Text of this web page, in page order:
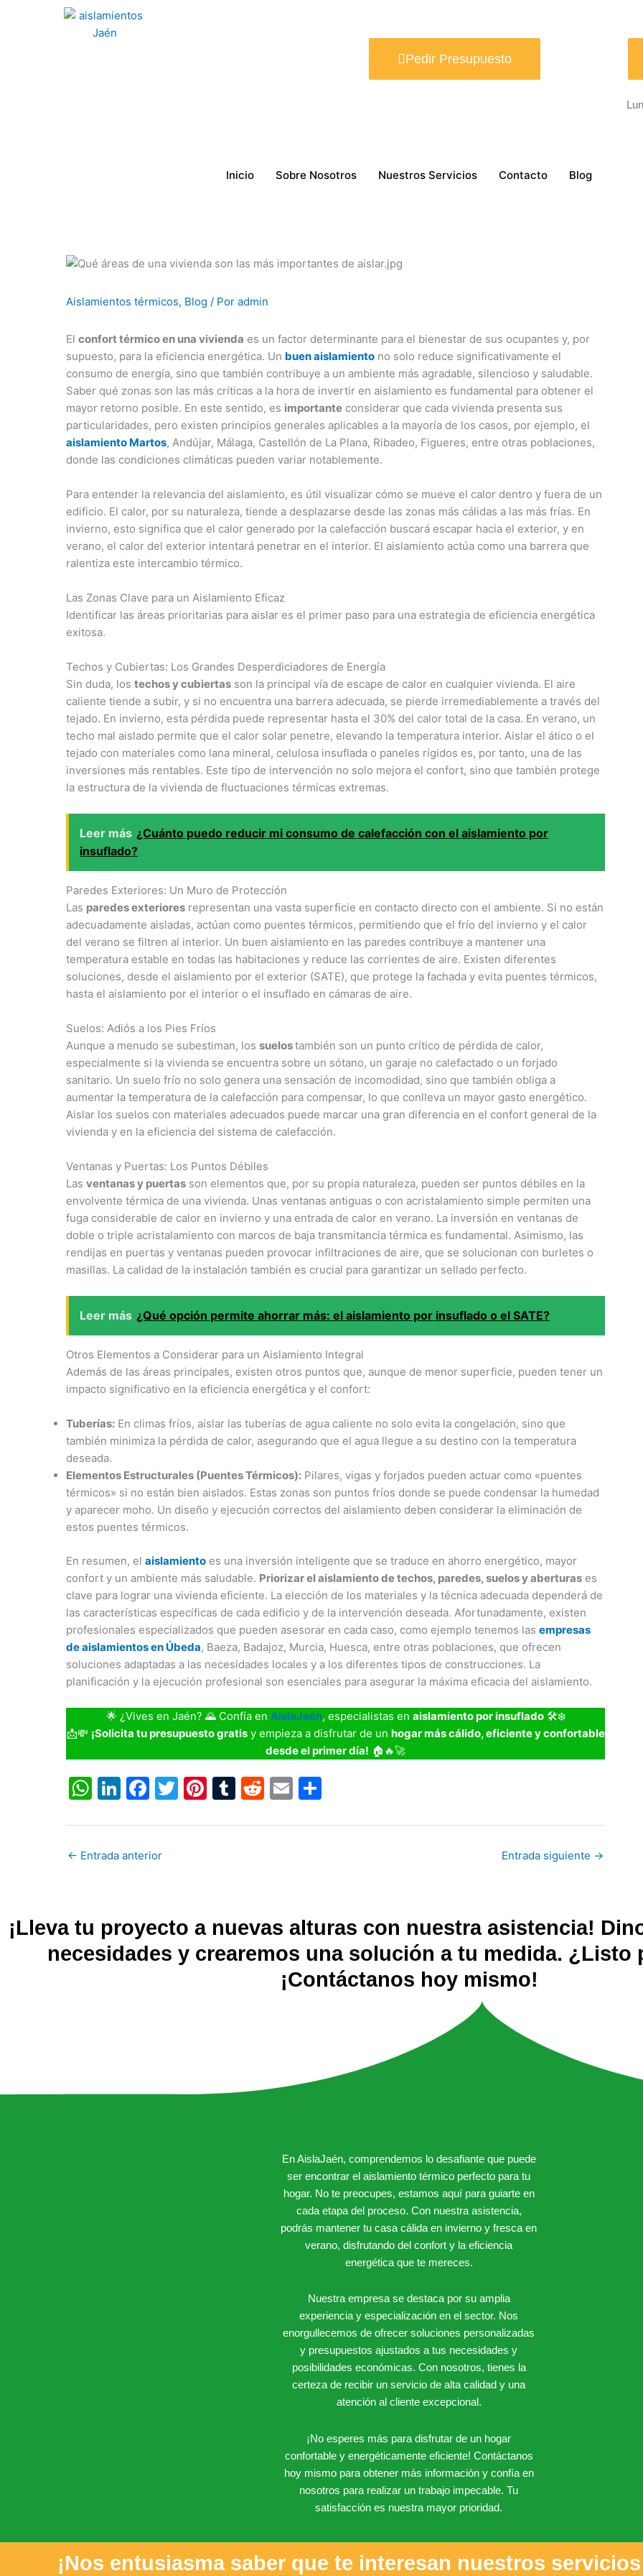
Pedir Presupuesto
Inicio Sobre Nosotros Nuestros Servicios Contacto Blog
Aislamientos térmicos, Blog / Por admin
El confort térmico en una vivienda es un factor determinante para el bienestar de sus ocupantes y, por
supuesto, para la eficiencia energética. Un buen aislamiento no solo reduce significativamente el
consumo de energía, sino que también contribuye a un ambiente más agradable, silencioso y saludable.
Saber qué zonas son las más críticas a la hora de invertir en aislamiento es fundamental para obtener el
mayor retorno posible. En este sentido, es importante considerar que cada vivienda presenta sus
particularidades, pero existen principios generales aplicables a la mayoría de los casos, por ejemplo, el
aislamiento Martos, Andújar, Málaga, Castellón de La Plana, Ribadeo, Figueres, entre otras poblaciones,
donde las condiciones climáticas pueden variar notablemente.
Para entender la relevancia del aislamiento, es útil visualizar cómo se mueve el calor dentro y fuera de un
edificio. El calor, por su naturaleza, tiende a desplazarse desde las zonas más cálidas a las más frías. En
invierno, esto significa que el calor generado por la calefacción buscará escapar hacia el exterior, y en
verano, el calor del exterior intentará penetrar en el interior. El aislamiento actúa como una barrera que
ralentiza este intercambio térmico.
Las Zonas Clave para un Aislamiento Eficaz
Identificar las áreas prioritarias para aislar es el primer paso para una estrategia de eficiencia energética
exitosa.
Techos y Cubiertas: Los Grandes Desperdiciadores de Energía
Sin duda, los techos y cubiertas son la principal vía de escape de calor en cualquier vivienda. El aire
caliente tiende a subir, y si no encuentra una barrera adecuada, se pierde irremediablemente a través del
tejado. En invierno, esta pérdida puede representar hasta el 30% del calor total de la casa. En verano, un
techo mal aislado permite que el calor solar penetre, elevando la temperatura interior. Aislar el ático o el
tejado con materiales como lana mineral, celulosa insuflada o paneles rígidos es, por tanto, una de las
inversiones más rentables. Este tipo de intervención no solo mejora el confort, sino que también protege
la estructura de la vivienda de fluctuaciones térmicas extremas.
Leer más ¿Cuánto puedo reducir mi consumo de calefacción con el aislamiento por
insuflado?
Paredes Exteriores: Un Muro de Protección
Las paredes exteriores representan una vasta superficie en contacto directo con el ambiente. Si no están
adecuadamente aisladas, actúan como puentes térmicos, permitiendo que el frío del invierno y el calor
del verano se filtren al interior. Un buen aislamiento en las paredes contribuye a mantener una
temperatura estable en todas las habitaciones y reduce las corrientes de aire. Existen diferentes
soluciones, desde el aislamiento por el exterior (SATE), que protege la fachada y evita puentes térmicos,
hasta el aislamiento por el interior o el insuflado en cámaras de aire.
Suelos: Adiós a los Pies Fríos
Aunque a menudo se subestiman, los suelostambién son un punto crítico de pérdida de calor,
especialmente si la vivienda se encuentra sobre un sótano, un garaje no calefactado o un forjado
sanitario. Un suelo frío no solo genera una sensación de incomodidad, sino que también obliga a
aumentar la temperatura de la calefacción para compensar, lo que conlleva un mayor gasto energético.
Aislar los suelos con materiales adecuados puede marcar una gran diferencia en el confort general de la
vivienda y en la eficiencia del sistema de calefacción.
Ventanas y Puertas: Los Puntos Débiles
Las ventanas y puertas son elementos que, por su propia naturaleza, pueden ser puntos débiles en la
envolvente térmica de una vivienda. Unas ventanas antiguas o con acristalamiento simple permiten una
fuga considerable de calor en invierno y una entrada de calor en verano. La inversión en ventanas de
doble o triple acristalamiento con marcos de baja transmitancia térmica es fundamental. Asimismo, las
rendijas en puertas y ventanas pueden provocar infiltraciones de aire, que se solucionan con burletes o
masillas. La calidad de la instalación también es crucial para garantizar un sellado perfecto.
Leer más ¿Qué opción permite ahorrar más: el aislamiento por insuflado o el SATE?
Otros Elementos a Considerar para un Aislamiento Integral
Además de las áreas principales, existen otros puntos que, aunque de menor superficie, pueden tener un
impacto significativo en la eficiencia energética y el confort:
Tuberías: En climas fríos, aislar las tuberías de agua caliente no solo evita la congelación, sino que
también minimiza la pérdida de calor, asegurando que el agua llegue a su destino con la temperatura
deseada.
Elementos Estructurales (Puentes Térmicos): Pilares, vigas y forjados pueden actuar como «puentes
térmicos» si no están bien aislados. Estas zonas son puntos fríos donde se puede condensar la humedad
y aparecer moho. Un diseño y ejecución correctos del aislamiento deben considerar la eliminación de
estos puentes térmicos.
En resumen, el aislamiento es una inversión inteligente que se traduce en ahorro energético, mayor
confort y un ambiente más saludable. Priorizar el aislamiento de techos, paredes, suelos y aberturas es
clave para lograr una vivienda eficiente. La elección de los materiales y la técnica adecuada dependerá de
las características específicas de cada edificio y de la intervención deseada. Afortunadamente, existen
profesionales especializados que pueden asesorar en cada caso, como ejemplo tenemos las empresas
de aislamientos en Úbeda, Baeza, Badajoz, Murcia, Huesca, entre otras poblaciones, que ofrecen
soluciones adaptadas a las necesidades locales y a los diferentes tipos de construcciones. La
planificación y la ejecución profesional son esenciales para asegurar la máxima eficacia del aislamiento.
🌟 ¿Vives en Jaén? 🌄 Confía en AislaJaén, especialistas en aislamiento por insuflado🛠️❄️
📩💸 ¡Solicita tu presupuesto gratisy empieza a disfrutar de un hogar más cálido, eficiente y confortable
desde el primer día! 🏠🔥🚀
W
at
s
p
Li
k
e
F
c
e
o
k
T
itt
Pi
er
T
m
R
d
E
ai m
← Entrada anterior Entrada siguiente →
¡Lleva tu proyecto a nuevas alturas con nuestra asistencia!
necesidades y crearemos una solución a tu medida. ¿Listo
¡Contáctanos hoy mismo!
En AislaJaén, comprendemos lo desafiante que puede
ser encontrar el aislamiento térmico perfecto para tu
hogar. No te preocupes, estamos aquí para guiarte en
cada etapa del proceso. Con nuestra asistencia,
podrás mantener tu casa cálida en invierno y fresca en
verano, disfrutando del confort y la eficiencia
energética que te mereces.
Nuestra empresa se destaca por su amplia
experiencia y especialización en el sector. Nos
enorgullecemos de ofrecer soluciones personalizadas
y presupuestos ajustados a tus necesidades y
posibilidades económicas. Con nosotros, tienes la
certeza de recibir un servicio de alta calidad y una
atención al cliente excepcional.
¡No esperes más para disfrutar de un hogar
confortable y energéticamente eficiente! Contáctanos
hoy mismo para obtener más información y confía en
nosotros para realizar un trabajo impecable. Tu
satisfacción es nuestra mayor prioridad.
¡Nos entusiasma saber que te interesan nuestros